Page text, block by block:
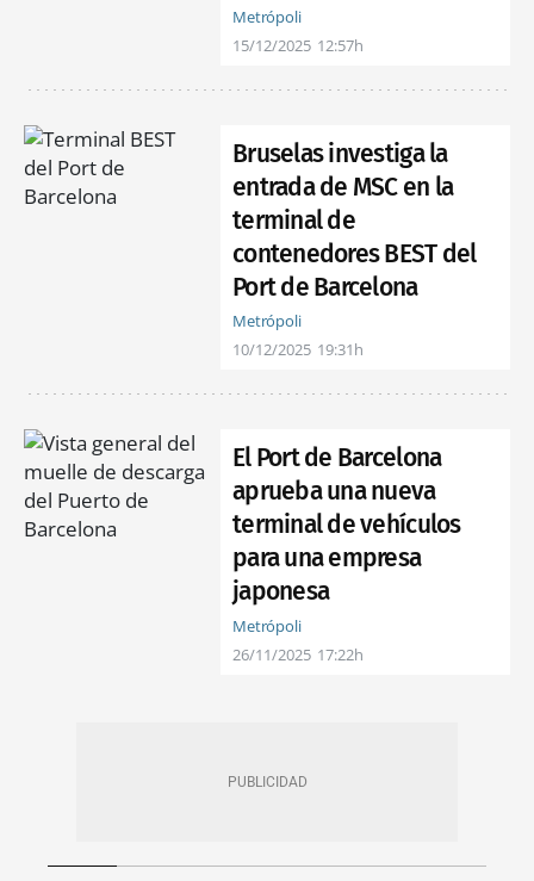
Metrópoli
15/12/2025 12:57h
Bruselas investiga la
entrada de MSC en la
terminal de
contenedores BEST del
Port de Barcelona
Metrópoli
10/12/2025 19:31h
El Port de Barcelona
aprueba una nueva
terminal de vehículos
para una empresa
japonesa
Metrópoli
26/11/2025 17:22h